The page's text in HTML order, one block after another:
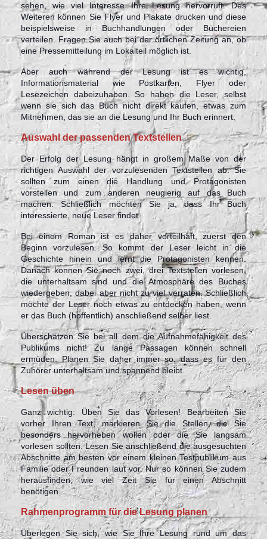
sehen, wie viel Interesse Ihre Lesung hervorruft. Des
Weiteren können Sie Flyer und Plakate drucken und diese
beispielsweise in Buchhandlungen oder Büchereien
verteilen. Fragen Sie auch bei der örtlichen Zeitung an, ob
eine Pressemitteilung im Lokalteil möglich ist.
Aber auch während der Lesung ist es wichtig,
Informationsmaterial wie Postkarten, Flyer oder
Lesezeichen dabeizuhaben. So haben die Leser, selbst
wenn sie sich das Buch nicht direkt kaufen, etwas zum
Mitnehmen, das sie an die Lesung und Ihr Buch erinnert.
Auswahl der passenden Textstellen
Der Erfolg der Lesung hängt in großem Maße von der
richtigen Auswahl der vorzulesenden Textstellen ab. Sie
sollten zum einen die Handlung und Protagonisten
vorstellen und zum anderen neugierig auf das Buch
machen. Schließlich möchten Sie ja, dass Ihr Buch
interessierte, neue Leser findet.
Bei einem Roman ist es daher vorteilhaft, zuerst den
Beginn vorzulesen. So kommt der Leser leicht in die
Geschichte hinein und lernt die Protagonisten kennen.
Danach können Sie noch zwei, drei Textstellen vorlesen,
die unterhaltsam sind und die Atmosphäre des Buches
wiedergeben, dabei aber nicht zu viel verraten. Schließlich
möchte der Leser noch etwas zu entdecken haben, wenn
er das Buch (hoffentlich) anschließend selber liest.
Überschätzen Sie bei all dem die Aufnahmefähigkeit des
Publikums nicht! Zu lange Passagen können schnell
ermüden. Planen Sie daher immer so, dass es für den
Zuhörer unterhaltsam und spannend bleibt.
Lesen üben
Ganz wichtig: Üben Sie das Vorlesen! Bearbeiten Sie
vorher Ihren Text, markieren Sie die Stellen, die Sie
besonders hervorheben wollen oder die Sie langsam
vorlesen sollten. Lesen Sie anschließend die ausgesuchten
Abschnitte am besten vor einem kleinen Testpublikum aus
Familie oder Freunden laut vor. Nur so können Sie zudem
herausfinden, wie viel Zeit Sie für einen Abschnitt
benötigen.
Rahmenprogramm für die Lesung planen
Überlegen Sie sich, wie Sie Ihre Lesung rund um das